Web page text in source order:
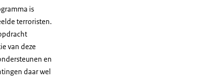
is
terroristen.
van deze
en
daar wel